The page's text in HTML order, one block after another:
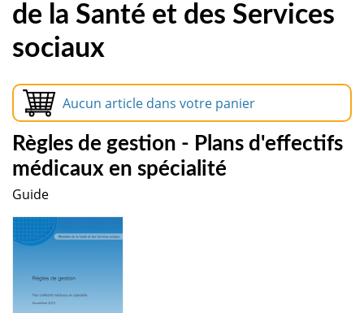
de la Santé et des Services
sociaux
Aucun article dans votre panier
Règles de gestion - Plans d'effectifs
médicaux en spécialité
Guide